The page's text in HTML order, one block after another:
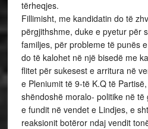
tërheqjes.
Fillimisht, me kandidatin do të
përgjithshme, duke e pyetur për
familjes, për probleme të punës
do të kalohet në një bisedë me
flitet për sukesest e arritura në
e Pleniumit të 9-të K.Q të
shëndoshë moralo- politike në
e fundit në vendet e Lindjes, e
reaksionit botëror ndaj vendit